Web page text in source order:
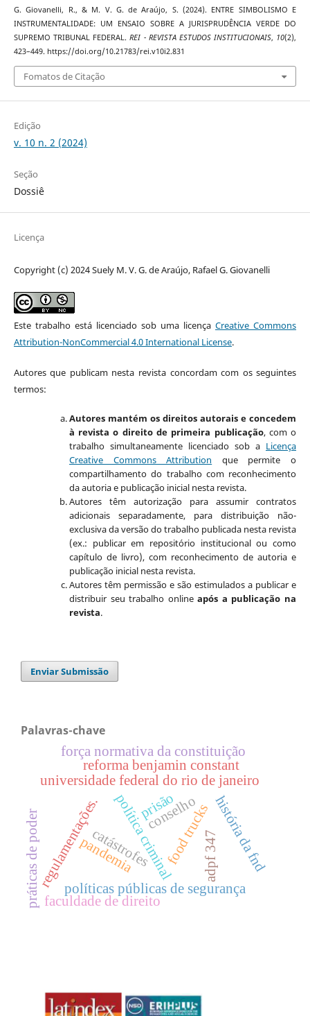
G. Giovanelli, R., & M. V. G. de Araújo, S. (2024). ENTRE SIMBOLISMO E
INSTRUMENTALIDADE: UM ENSAIO SOBRE A JURISPRUDÊNCIA VERDE DO
SUPREMO TRIBUNAL FEDERAL.REI - REVISTA ESTUDOS INSTITUCIONAIS, 10(2),
423–449. https://doi.org/10.21783/rei.v10i2.831
Fomatos de Citação
Edição
v. 10 n. 2 (2024)
Seção
Dossiê
Licença
Copyright (c) 2024 Suely M. V. G. de Araújo, Rafael G. Giovanelli
Este trabalho está licenciado sob uma licençaCreative Commons
Attribution-NonCommercial 4.0 International License.
Autores que publicam nesta revista concordam com os seguintes
termos:
Autores mantém os direitos autorais e concedem
à revista o direito de primeira publicação, com o
trabalho simultaneamente licenciado sob a Licença
Creative Commons Attribution que permite o
compartilhamento do trabalho com reconhecimento
da autoria e publicação inicial nesta revista.
Autores têm autorização para assumir contratos
adicionais separadamente, para distribuição não-
exclusiva da versão do trabalho publicada nesta revista
(ex.: publicar em repositório institucional ou como
capítulo de livro), com reconhecimento de autoria e
publicação inicial nesta revista.
Autores têm permissão e são estimulados a publicar e
distribuir seu trabalho onlineapós a publicação na
revista.
Enviar Submissão
Palavras-chave
food trucks
política criminal
políticas públicas de segurança
faculdade de direito
universidade federal do rio de janeiro
regulamentações.
práticas de poder catástrofes
conselho
reforma benjamin constant
história da fnd
força normativa da constituição
adpf 347
prisão
pandemia